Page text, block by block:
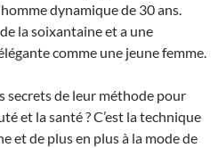
dynamique de 30 ans.
la soixantaine et a une
comme une jeune femme.
secrets de leur méthode pour
et la santé ? C’est la technique
et de plus en plus à la mode de